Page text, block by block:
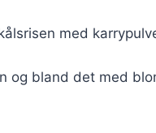
med
og bland det med